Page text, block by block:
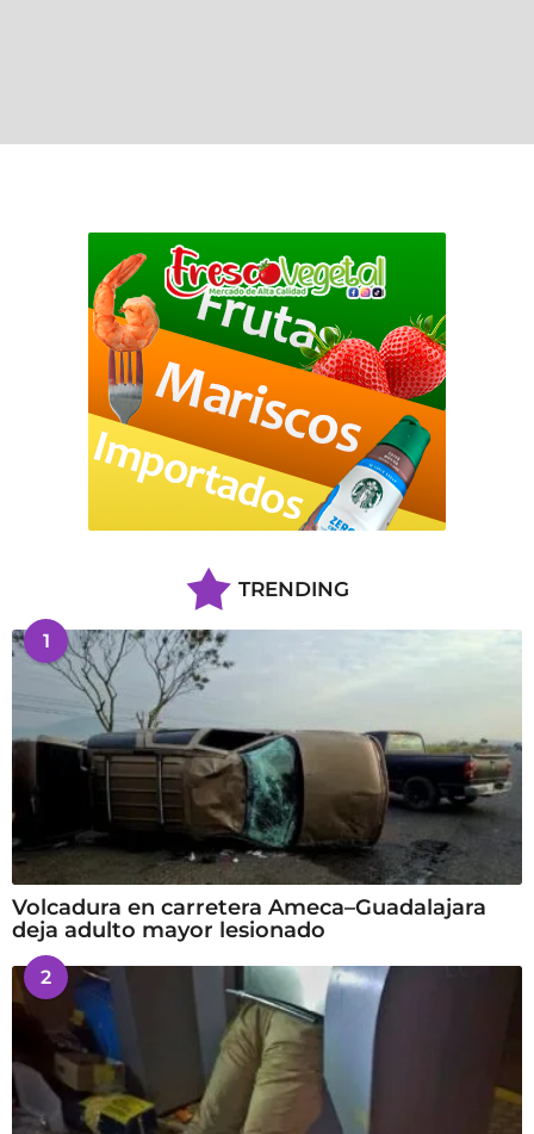
TRENDING
1
Volcadura en carretera Ameca–Guadalajara
deja adulto mayor lesionado
2